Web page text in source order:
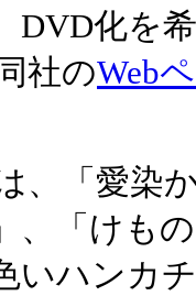
DVD化を
社のWeb
、「愛染
、「けも
いハンカ